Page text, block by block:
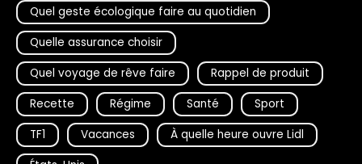
Quel geste écologique faire au quotidien
Quelle assurance choisir
Quel voyage de rêve faire
Rappel de produit
Recette
Régime Santé
Sport
TF1
Vacances
À quelle heure ouvre Lidl